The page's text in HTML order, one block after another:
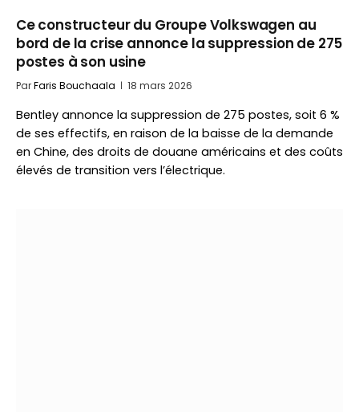
Ce constructeur du Groupe Volkswagen au
bord de la crise annonce la suppression de 275
postes à son usine
ParFaris Bouchaala 18 mars 2026
Bentley annonce la suppression de 275 postes, soit 6 %
de ses effectifs, en raison de la baisse de la demande
en Chine, des droits de douane américains et des coûts
élevés de transition vers l’électrique.